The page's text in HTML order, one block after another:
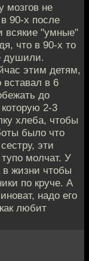
мозгов не
90-х после
всякие "умные"
что в 90-х то
душили.
этим детям,
вставал в 6
до
2-3
хлеба, чтобы
было что
эти
молчат. У
в жизни чтобы
по круче. А
надо его
любит